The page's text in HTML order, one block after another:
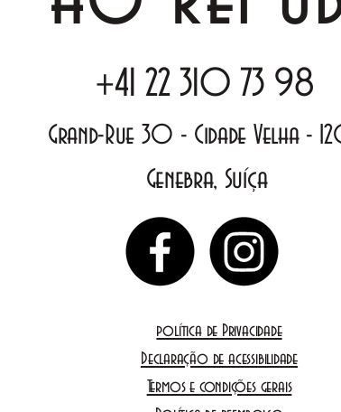
+41 22 310 73 98
Grand-Rue 30 - Cidade Velha -
Genebra, Suíça
política de Privacidade
Declaração de acessibilidade
Termos e condições gerais